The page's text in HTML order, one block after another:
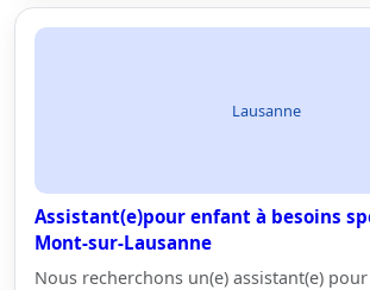
Lausanne
Assistant(e)pour enfant à besoins
Mont-sur-Lausanne
Nous recherchons un(e) assistant(e)